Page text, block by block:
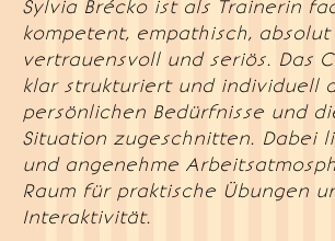
Sylvia Brécko ist als Trainerin
kompetent, empathisch, absolut
vertrauensvoll und seriös. Das
klar strukturiert und individuell
persönlichen Bedürfnisse und
Situation zugeschnitten. Dabei
und angenehme
Raum für praktische Übungen
Interaktivität.